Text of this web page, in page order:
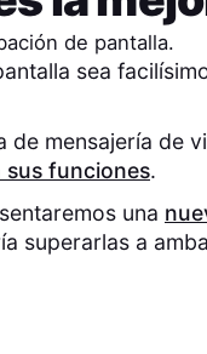
de pantalla.
sea
de mensajería de
sus funciones.
una
superarlas a